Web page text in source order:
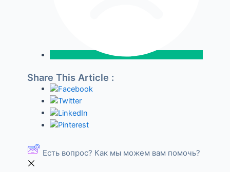
Share This Article :
Есть вопрос? Как мы можем вам помочь?